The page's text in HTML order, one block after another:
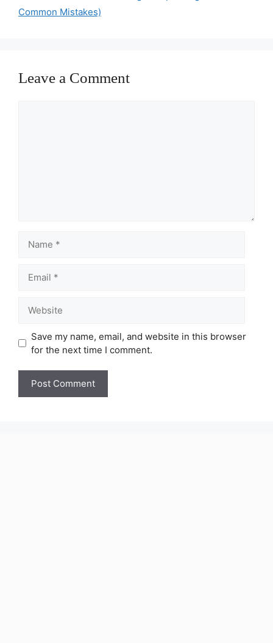
Common Mistakes)
Leave a Comment
Save my name, email, and website in this browser
for the next time I comment.